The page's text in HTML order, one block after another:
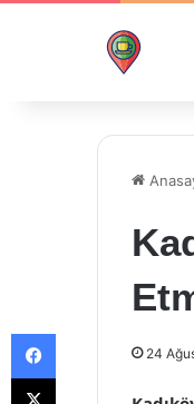
24
Facebook
X